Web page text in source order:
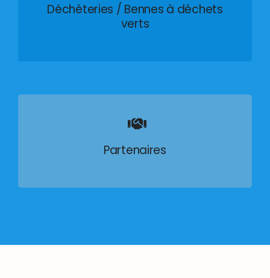
Déchèteries / Bennes à déchets
verts
Partenaires